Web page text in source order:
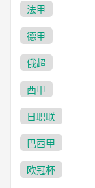
法甲
德甲
俄超
西甲
日职联
巴西甲
欧冠杯